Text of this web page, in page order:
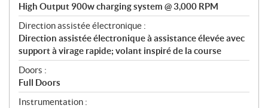
High Output 900w charging system @ 3,000 RPM
Direction assistée électronique :
Direction assistée électronique à assistance élevée avec
support à virage rapide; volant inspiré de la course
Doors :
Full Doors
Instrumentation :